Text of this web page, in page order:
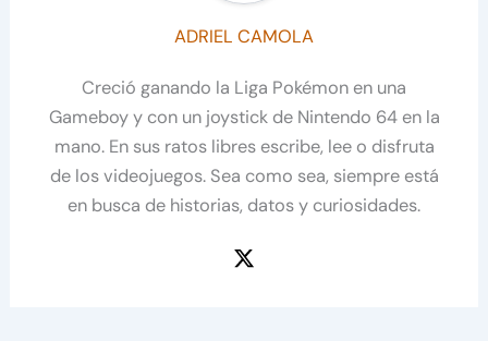
ADRIEL CAMOLA
Creció ganando la Liga Pokémon en una
Gameboy y con un joystick de Nintendo 64 en la
mano. En sus ratos libres escribe, lee o disfruta
de los videojuegos. Sea como sea, siempre está
en busca de historias, datos y curiosidades.